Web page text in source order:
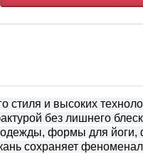
и высоких
без лишнего
формы для йоги,
сохраняет